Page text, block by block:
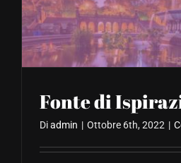
CONTATTACI
Fonte di
Diadmin | Ottobre 6th, 2022 |